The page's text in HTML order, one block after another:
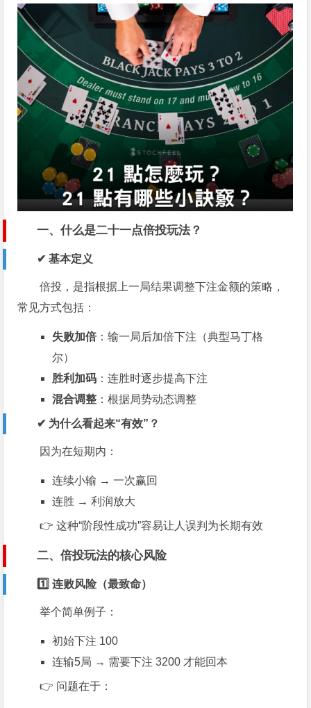
一、什么是二十一点倍投玩法？
✔ 基本定义
倍投，是指根据上一局结果调整下注金额的策略，
常见方式包括：
失败加倍：输一局后加倍下注（典型马丁格
尔）
胜利加码 ：连胜时逐步提高下注
混合调整 ：根据局势动态调整
✔ 为什么看起来“有效”？
因为在短期内：
连续小输 → 一次赢回
连胜 → 利润放大
👉 这种“阶段性成功”容易让人误判为长期有效
二、倍投玩法的核心风险
1️⃣ 连败风险（最致命）
举个简单例子：
初始下注 100
连输5局 → 需要下注 3200 才能回本
👉 问题在于：